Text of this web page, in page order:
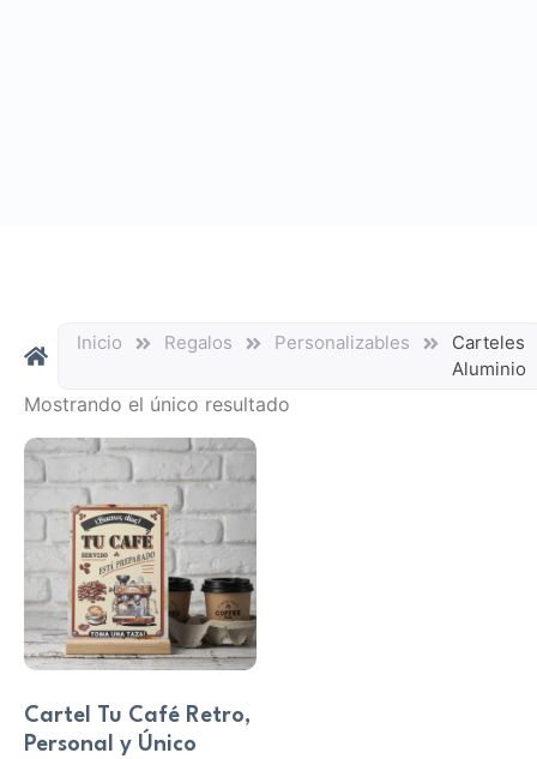
Inicio Regalos Personalizables
Carteles
Aluminio
Mostrando el único resultado
Cartel Tu Café Retro,
Personal y Único